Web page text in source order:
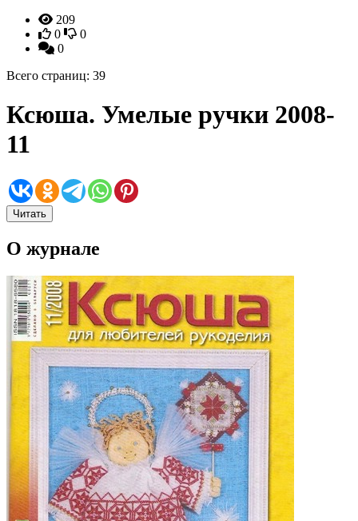
209
0
0
0
Всего страниц: 39
Ксюша. Умелые ручки 2008-
11
Читать
О журнале